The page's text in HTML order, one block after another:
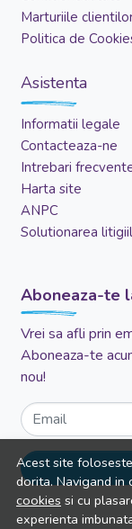
Acest site
dorita. Navigand
cookies si cu
experienta
Marturiile
Politica de
Asistenta
Informatii legale
Contacteaza-ne
Intrebari
Harta site
ANPC
Solutionarea
Aboneaza-te
Vrei sa afli prin
Aboneaza-te
nou!
Email